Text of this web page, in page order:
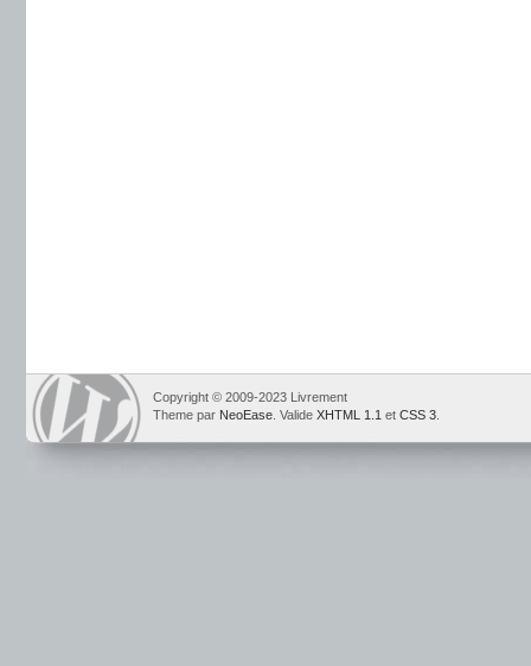
Copyright © 2009-2023 Livrement
Theme par NeoEase . Valide XHTML 1.1 et CSS 3